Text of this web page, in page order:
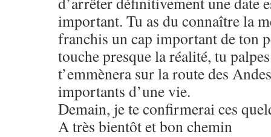
important. Tu as du connaître la
franchis un cap important de ton
touche presque la réalité, tu
t’emmènera sur la route des
importants d’une vie.
Demain, je te confirmerai ces
A très bientôt et bon chemin